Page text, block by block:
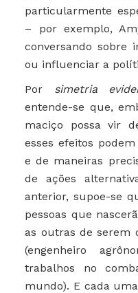
particularmente
– por exemplo,
conversando sobre
ou influenciar a
Por simetria
entende-se que,
maciço possa vir
esses efeitos
e de maneiras
de ações
anterior, supoe-se
pessoas que
as outras de serem
(engenheiro
trabalhos no
mundo). E cada